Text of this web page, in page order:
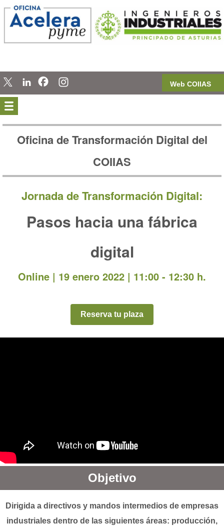
Web COIIAS
Oficina de Transformación Digital del
COIIAS
Jornada de Transformación Digital:
Pasos hacia una fábrica
digital
Online | 19 enero 2022 | 11:00 - 12:30 h.
Reserva tu plaza
Objetivo
Dirigida a directivos y mandos intermedios de empresas
industriales dentro de las siguientes áreas: producción,